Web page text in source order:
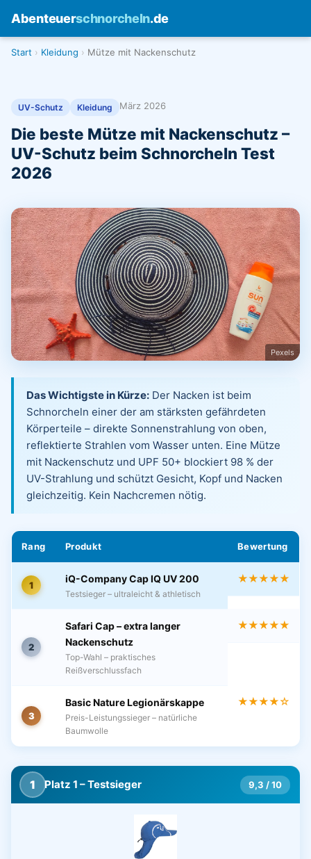
Abenteuerschnorcheln.de
Start Kleidung Mütze mit Nackenschutz
UV-Schutz Kleidung März 2026
Die beste Mütze mit Nackenschutz –
UV-Schutz beim Schnorcheln Test
2026
Pexels
Das Wichtigste in Kürze: Der Nacken ist beim
Schnorcheln einer der am stärksten gefährdeten
Körperteile – direkte Sonnenstrahlung von oben,
reflektierte Strahlen vom Wasser unten. Eine Mütze
mit Nackenschutz und UPF 50+ blockiert 98 % der
UV-Strahlung und schützt Gesicht, Kopf und Nacken
gleichzeitig. Kein Nachcremen nötig.
Rang Produkt Bewertung
1
iQ-Company Cap IQ UV 200
Testsieger – ultraleicht & athletisch
★★★★★
2
Safari Cap – extra langer
Nackenschutz
Top-Wahl – praktisches
Reißverschlussfach
★★★★★
3
Basic Nature Legionärskappe
Preis-Leistungssieger – natürliche
Baumwolle
★★★★☆
1 Platz 1 – Testsieger 9,3 / 10